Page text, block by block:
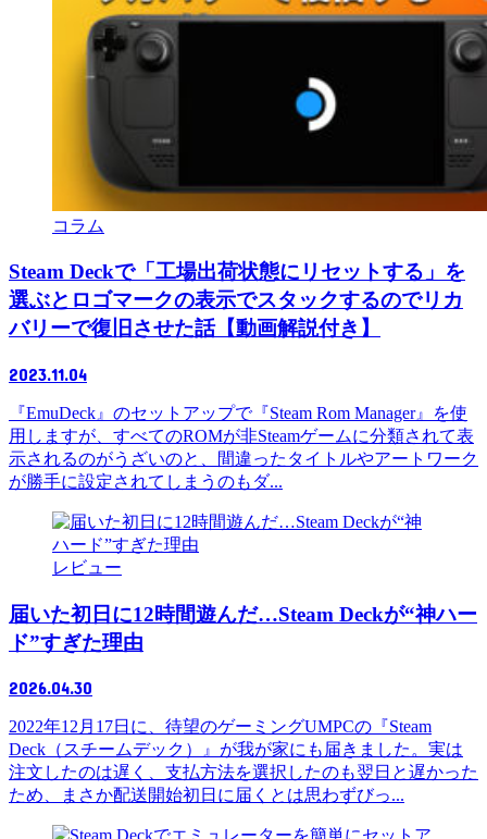
コラム
Steam Deckで「工場出荷状態にリセットする」を
選ぶとロゴマークの表示でスタックするのでリカ
バリーで復旧させた話【動画解説付き】
2023.11.04
『EmuDeck』のセットアップで『Steam Rom Manager』を使
用しますが、すべてのROMが非Steamゲームに分類されて表
示されるのがうざいのと、間違ったタイトルやアートワーク
が勝手に設定されてしまうのもダ...
レビュー
届いた初日に12時間遊んだ…Steam Deckが“神ハー
ド”すぎた理由
2026.04.30
2022年12月17日に、待望のゲーミングUMPCの『Steam
Deck（スチームデック）』が我が家にも届きました。実は
注文したのは遅く、支払方法を選択したのも翌日と遅かった
ため、まさか配送開始初日に届くとは思わずびっ...